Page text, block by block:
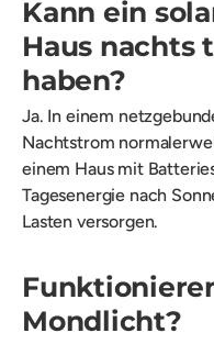
Kann ein
Haus nachts
haben?
Ja. In einem
Nachtstrom
einem Haus mit
Tagesenergie nach
Lasten versorgen.
Mondlicht?